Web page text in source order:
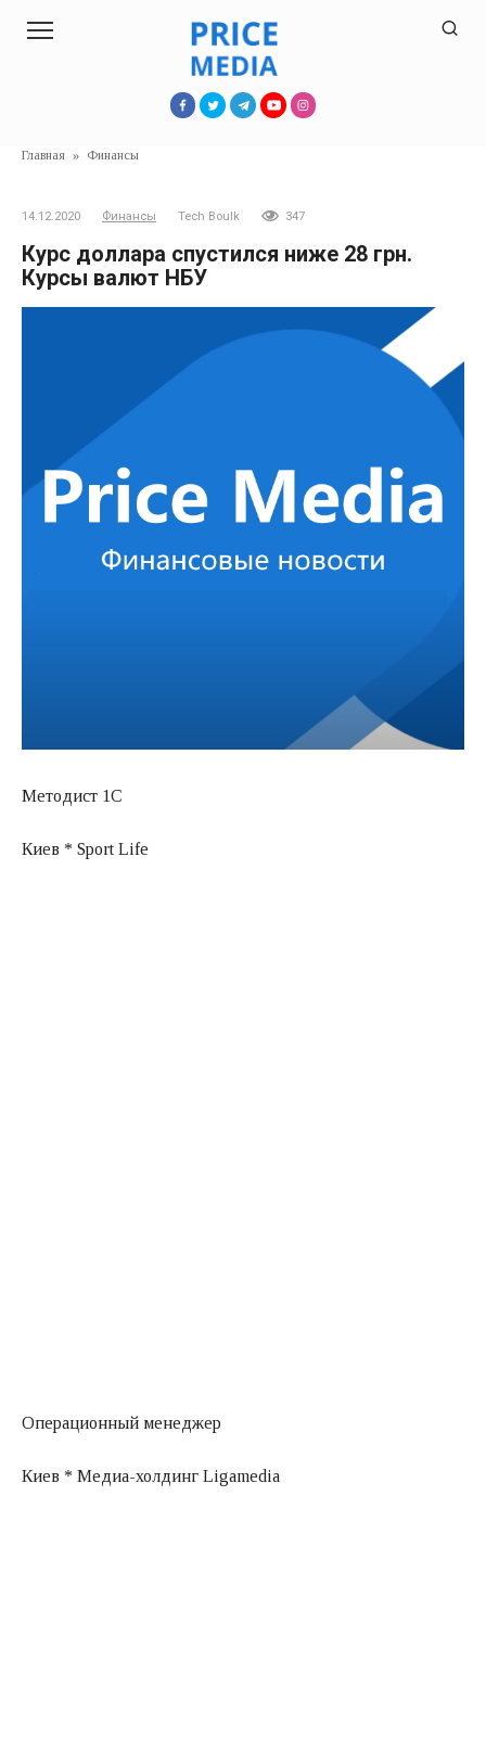
Главная » Финансы
14.12.2020 Финансы Tech Boulk 347
Курс доллара спустился ниже 28 грн.
Курсы валют НБУ
Методист 1С
Киев * Sport Life
Операционный менеджер
Киев * Медиа-холдинг Ligamedia